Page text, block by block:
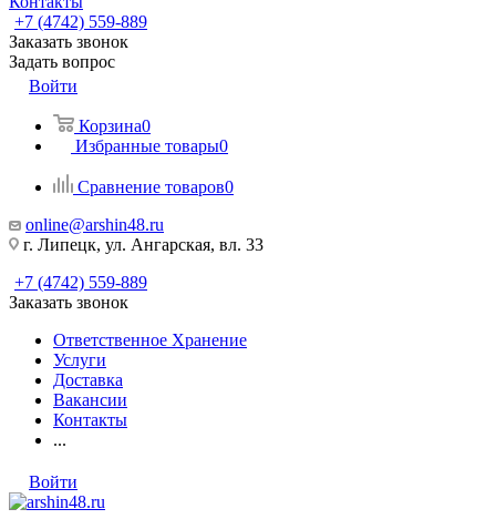
+7 (4742) 559-889
Заказать звонок
Задать вопрос
Войти
Корзина0
Избранные товары0
Сравнение товаров0
online@arshin48.ru
г. Липецк, ул. Ангарская, вл. 33
+7 (4742) 559-889
Заказать звонок
Ответственное Хранение
Услуги
Доставка
Вакансии
Контакты
...
Войти